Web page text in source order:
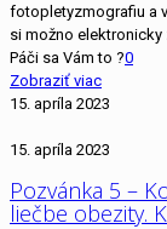
fotopletyzmografiu a
si možno
Páči sa Vám to ?0
Zobraziť viac
15. apríla 2023
15. apríla 2023
Pozvánka 5 –
liečbe obezity.